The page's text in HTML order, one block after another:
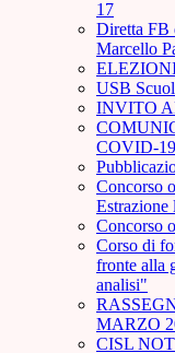
17
Diretta FB
Marcello
USB
INVITO
COVID-19
Concorso
Estrazione
Concorso
Corso di
fronte alla
analisi"
MARZO
CISL